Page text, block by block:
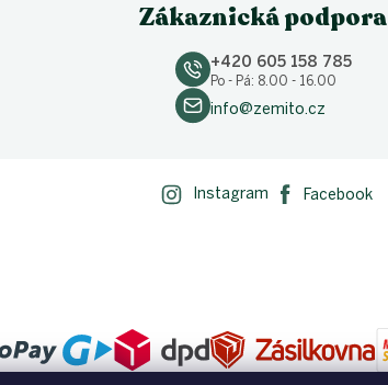
Zákaznická podpora
+420 605 158 785
Po - Pá: 8.00 - 16.00
info@zemito.cz
Instagram Facebook